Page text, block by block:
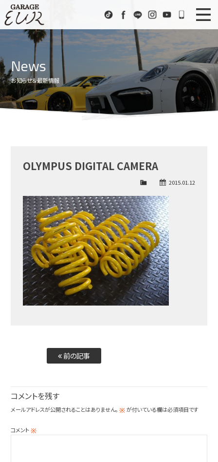
TikTokFacebook
LINE InstagramYoutube072-
ニュース
Stock List
在庫車情報
EUR Sports
EURスポーツ
アクセス
News
お知らせ＆最新情報
OLYMPUS DIGITAL CAMERA
2015.01.12
前の記事
コメントを残す
メールアドレスが公開されることはありません。 ※が付いている欄は必須項目です
コメント※